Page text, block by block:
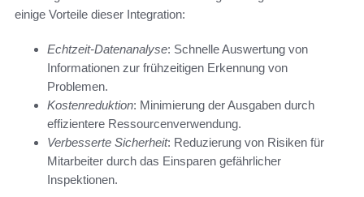
einige Vorteile dieser Integration:
Echtzeit-Datenanalyse: Schnelle Auswertung von
Informationen zur frühzeitigen Erkennung von
Problemen.
Kostenreduktion: Minimierung der Ausgaben durch
effizientere Ressourcenverwendung.
Verbesserte Sicherheit: Reduzierung von Risiken für
Mitarbeiter durch das Einsparen gefährlicher
Inspektionen.